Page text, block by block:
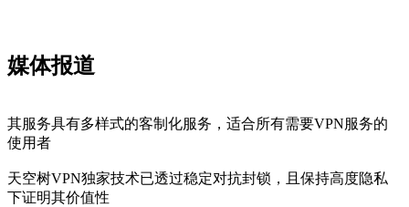
媒体报道
其服务具有多样式的客制化服务，适合所有需要VPN服务的
使用者
天空树VPN独家技术已透过稳定对抗封锁，且保持高度隐私
下证明其价值性